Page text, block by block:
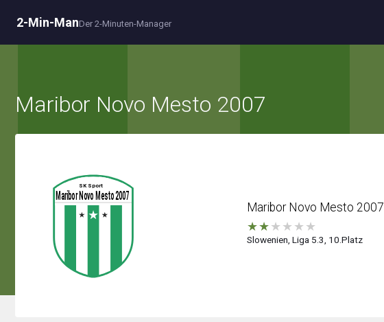
2-Min-ManDer 2-Minuten-Manager
Maribor Novo Mesto 2007
Maribor Novo Mesto 2007
★★★ ★ ★ ★
Slowenien, Liga 5.3, 10.Platz